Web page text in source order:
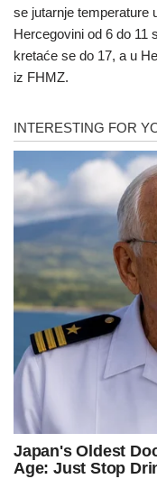
se jutarnje temperature
Hercegovini od 6 do 11
kretaće se do 17, a u
iz FHMZ.